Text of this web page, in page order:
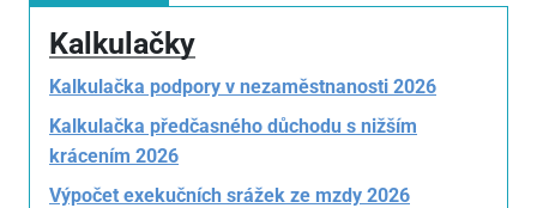
Kalkulačky
Kalkulačka podpory v nezaměstnanosti 2026
Kalkulačka předčasného důchodu s nižším
krácením 2026
Výpočet exekučních srážek ze mzdy 2026